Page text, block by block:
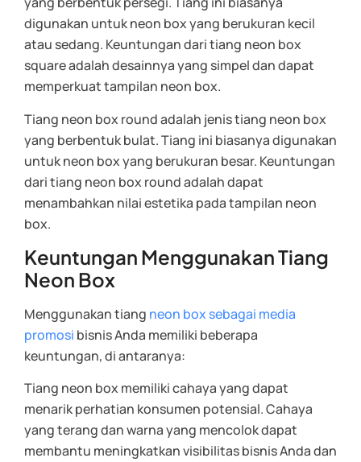
digunakan untuk neon box yang berukuran kecil
atau sedang. Keuntungan dari tiang neon box
square adalah desainnya yang simpel dan dapat
memperkuat tampilan neon box.
Tiang neon box round adalah jenis tiang neon box
yang berbentuk bulat. Tiang ini biasanya digunakan
untuk neon box yang berukuran besar. Keuntungan
dari tiang neon box round adalah dapat
menambahkan nilai estetika pada tampilan neon
box.
Keuntungan Menggunakan Tiang
Neon Box
Menggunakan tiang neon box sebagai media
promosi bisnis Anda memiliki beberapa
keuntungan, di antaranya:
Tiang neon box memiliki cahaya yang dapat
menarik perhatian konsumen potensial. Cahaya
yang terang dan warna yang mencolok dapat
membantu meningkatkan visibilitas bisnis Anda dan